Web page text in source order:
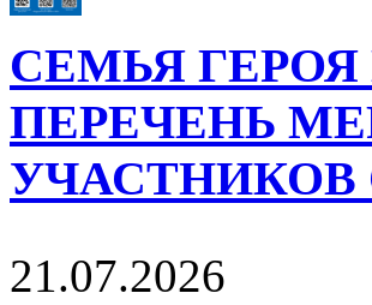
СЕМЬЯ
ПЕРЕЧЕНЬ
УЧАСТНИКОВ
21.07.2026